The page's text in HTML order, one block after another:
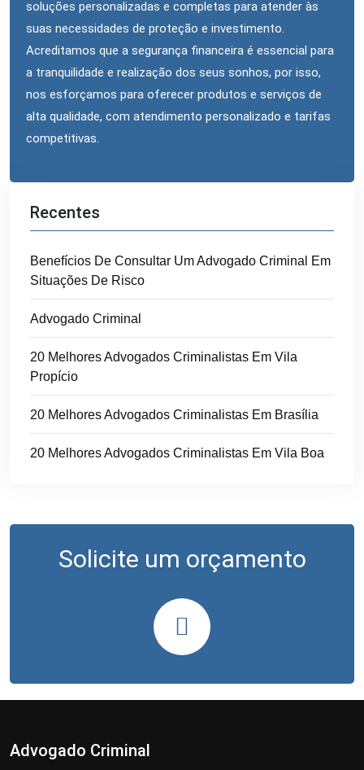
soluções personalizadas e completas para atender às
suas necessidades de proteção e investimento.
Acreditamos que a segurança financeira é essencial para
a tranquilidade e realização dos seus sonhos, por isso,
nos esforçamos para oferecer produtos e serviços de
alta qualidade, com atendimento personalizado e tarifas
competitivas.
Recentes
Benefícios De Consultar Um Advogado Criminal Em
Situações De Risco
Advogado Criminal
20 Melhores Advogados Criminalistas Em Vila
Propício
20 Melhores Advogados Criminalistas Em Brasília
20 Melhores Advogados Criminalistas Em Vila Boa
Solicite um orçamento
Advogado Criminal